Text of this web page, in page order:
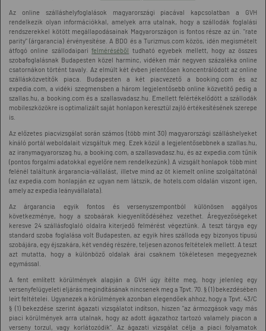
Az online szálláshelyfoglalások magyarországi piacával kapcsolatban a GVH
rendelkezik olyan információkkal, amelyek arra utalnak, hogy a szállodák foglalási
rendszerekkel kötött megállapodásainak Magyarországon is fontos része az ún. "rate
parity" (árgarancia) érvényesítése. A BDO és a Turizmus.com közös, idén megismételt
átfogó online szállodaiparifelméréséből tudható egyebek mellett, hogy az összes
szobafoglalásnak Budapesten közel harminc, vidéken már negyven százaléka online
csatornákon történt tavaly. Az elmúlt két évben jelentősen koncentrálódott az online
szállásközvetítők piaca. Budapesten a két piacvezető a booking.com és az
expedia.com, a vidéki szegmensben a három legjelentősebb online közvetítő pedig a
szallas.hu, a booking.com és a szallasvadasz.hu. Emellett felértékelődött a szállodák
mobileszközökre is optimalizált saját honlapon keresztül zajló értékesítésének szerepe
is.
Az előzetes piacvizsgálat során számos (több mint 30) magyarországi szálláshelyeket
kínáló portál weboldalait vizsgáltuk meg. Ezek közül a legjelentősebbnek a szallas.hu,
az iranymagyarorszag.hu, a booking.com, a szallasvadasz.hu, és az expedia.com tűnik
(pontos forgalmi adatokkal egyelőre nem rendelkezünk). A vizsgált honlapok több mint
felénél találtunk árgarancia-vállalást, illetve mind az öt kiemelt online szolgáltatónál
(az expedia.com honlapján ez ugyan nem látszik, de hotels.com oldalán viszont igen,
amely az expedia leányvállalata).
Az árgarancia egyik fontos és versenyszempontból különösen aggályos
következménye, hogy a szobaárak kiegyenlítődéséhez vezethet. Áregyezőségeket
keresve 24 szállásfoglaló oldalra kiterjedő felmérést végeztünk. A teszt tárgya egy
standard szoba foglalása volt Budapesten, az egyik híres szálloda egy bizonyos típusú
szobájára, egy éjszakára, két vendég részére, teljesen azonos feltételek mellett. A teszt
azt mutatta, hogy a különböző oldalak árai csaknem tökéletesen megegyeznek
egymással.
A fent említett körülmények alapján a GVH úgy ítélte meg, hogy jelenleg egy
versenyfelügyeleti eljárás megindításának nincsenek meg a Tpvt. 70. § (1) bekezdésében
leírt feltételei. Ugyanezek a körülmények azonban elegendőek ahhoz, hogy a Tpvt. 43/C
§ (1) bekezdése szerint ágazati vizsgálatot indítson, hiszen "az ármozgások vagy más
piaci körülmények arra utalnak, hogy az adott ágazathoz tartozó valamely piacon a
verseny torzul, vagy korlátozódik". Az ágazati vizsgálat célja a piaci folyamatok